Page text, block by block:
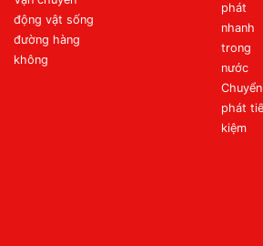
động vật sống
đường hàng
không
phát
nhanh
trong
nước
Chuyển
phát
kiệm